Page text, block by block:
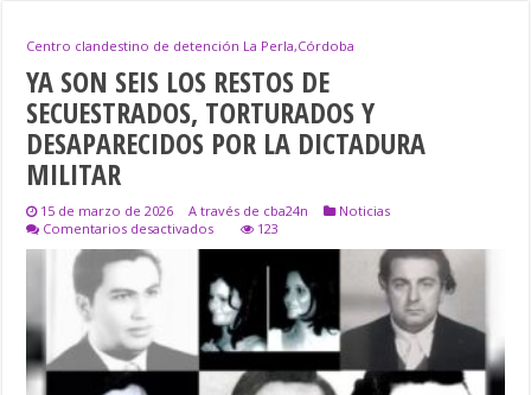
Centro clandestino de detención La Perla,Córdoba
YA SON SEIS LOS RESTOS DE
SECUESTRADOS, TORTURADOS Y
DESAPARECIDOS POR LA DICTADURA
MILITAR
15 de marzo de 2026 A través de cba24n
Noticias
Comentarios desactivadosen
YA
SEIS
LOS
RESTOS
DE
SECUESTRADOS,
TORTURADOS
123